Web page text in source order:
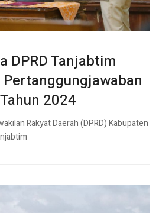
DPRD Tanjabtim
2024
Rakyat Daerah (DPRD) Kabupaten